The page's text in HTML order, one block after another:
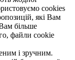
cookies
які Вам
більше
файли cookie
і зручним.